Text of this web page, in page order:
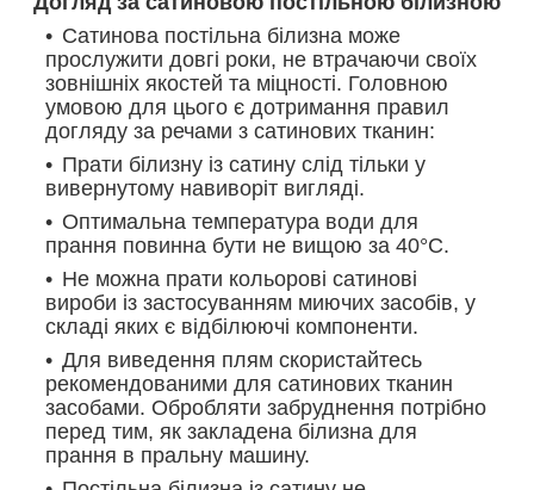
Сатинова постільна білизна може
прослужити довгі роки, не втрачаючи своїх
зовнішніх якостей та міцності. Головною
умовою для цього є дотримання правил
догляду за речами з сатинових тканин:
Прати білизну із сатину слід тільки у
вивернутому навиворіт вигляді.
Оптимальна температура води для
прання повинна бути не вищою за 40°С.
Не можна прати кольорові сатинові
вироби із застосуванням миючих засобів, у
складі яких є відбілюючі компоненти.
Для виведення плям скористайтесь
рекомендованими для сатинових тканин
засобами. Обробляти забруднення потрібно
перед тим, як закладена білизна для
прання в пральну машину.